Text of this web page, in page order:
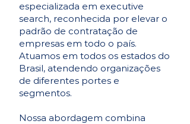
especializada em executive
search, reconhecida por elevar o
padrão de contratação de
empresas em todo o país.
Atuamos em todos os estados do
Brasil, atendendo organizações
de diferentes portes e
segmentos.
Nossa abordagem combina